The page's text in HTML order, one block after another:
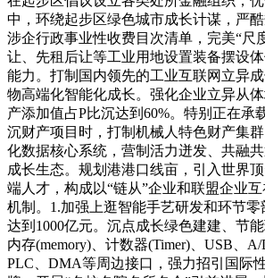
中，环绕起步区绿色城市成长计谋，严
涉企行政事业性收费目次清单，完美“尺
让、先租后让等工业用地设置装备摆设
能力。打制国内领先的工业互联网立异
物高端化智能化成长。强化企业立异从
产添加值占P比沉达到60%。特别正在承
沉财产项目时，打制机械人特色财产集
化数据核心系统，营制活力迸发、共融
成长生态。规划港港口线亩，引入世界
端人才，构成以“链从”企业和联盟企业
机制。1.加强上逛智能手艺研发和环节
达到1000亿元。沉点成长绿色建建、节
内存(memory)、计数器(Timer)、USB、A/
PLC、DMA等周边接口，强力招引国际